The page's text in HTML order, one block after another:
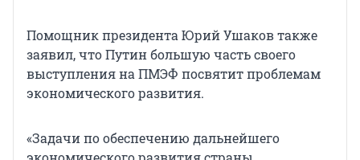
Помощник президента Юрий Ушаков также
заявил, что Путин большую часть своего
выступления на ПМЭФ посвятит проблемам
экономического развития.
«Задачи по обеспечению дальнейшего